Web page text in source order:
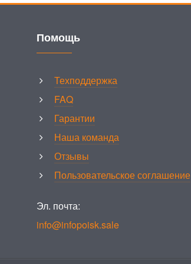
Помощь
Техподдержка
FAQ
Гарантии
Наша команда
Отзывы
Пользовательское соглашение
Эл. почта:
info@infopoisk.sale